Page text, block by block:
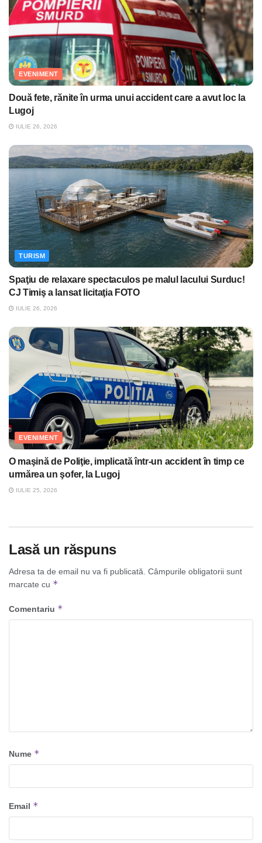
EVENIMENT
Două fete, rănite în urma unui accident care a avut loc la
Lugoj
IULIE 26, 2026
TURISM
Spaţiu de relaxare spectaculos pe malul lacului Surduc!
CJ Timiş a lansat licitaţia FOTO
IULIE 26, 2026
EVENIMENT
O maşină de Poliţie, implicată într-un accident în timp ce
urmărea un şofer, la Lugoj
IULIE 25, 2026
Lasă un răspuns
Adresa ta de email nu va fi publicată. Câmpurile obligatorii sunt
marcate cu *
Comentariu *
Nume *
Email *